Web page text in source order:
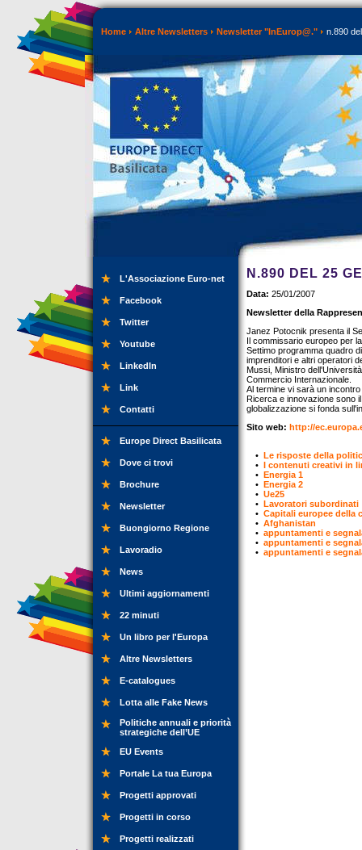
Home Altre Newsletters Newsletter "InEurop@." n.890
L'Associazione Euro-net
Facebook
Twitter
Youtube
LinkedIn
Link
Contatti
Europe Direct Basilicata
Dove ci trovi
Brochure
Newsletter
Buongiorno Regione
Lavoradio
News
Ultimi aggiornamenti
22 minuti
Un libro per l'Europa
Altre Newsletters
E-catalogues
Lotta alle Fake News
Politiche annuali e priorità
strategiche dell’UE
EU Events
Portale La tua Europa
Progetti approvati
Progetti in corso
Progetti realizzati
N.890 DEL 25
Data: 25/01/2007
Newsletter della
Janez Potocnik presenta il
Il commissario europeo per
Settimo programma quadro
imprenditori e altri operatori
Mussi, Ministro
Commercio Internazionale.
Al termine vi sarà un
Ricerca e innovazione sono
globalizzazione si fonda
Sito web: http://
• Le risposte della
• I contenuti creativi in
• Energia 1
• Energia 2
• Ue25
• Lavoratori subordinati
• Capitali europee della
• Afghanistan
• appuntamenti e
• appuntamenti e
• appuntamenti e